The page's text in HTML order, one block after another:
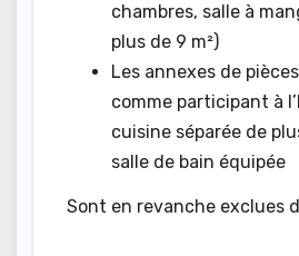
chambres, salle à
plus de 9 m²)
Les annexes de
comme participant à
cuisine séparée de
salle de bain équipée
Sont en revanche exclues